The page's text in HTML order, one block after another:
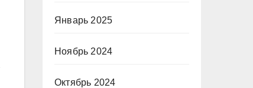
Январь 2025
Ноябрь 2024
Октябрь 2024